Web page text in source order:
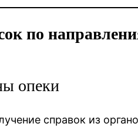
по
опеки
справок из